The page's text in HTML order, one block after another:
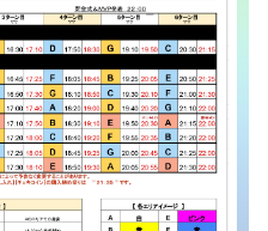
Birthday